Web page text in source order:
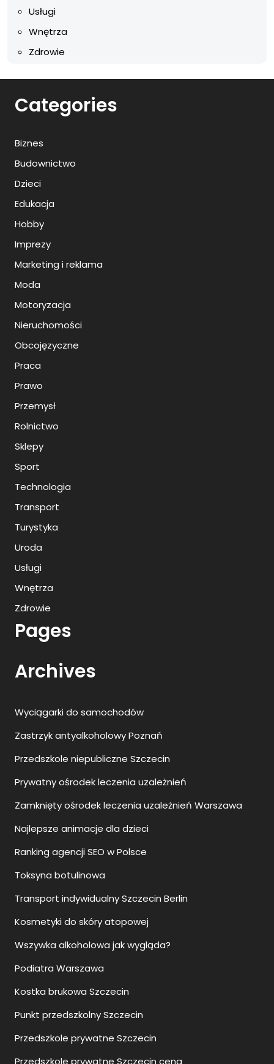
Usługi
Wnętrza
Zdrowie
Categories
Biznes
Budownictwo
Dzieci
Edukacja
Hobby
Imprezy
Marketing i reklama
Moda
Motoryzacja
Nieruchomości
Obcojęzyczne
Praca
Prawo
Przemysł
Rolnictwo
Sklepy
Sport
Technologia
Transport
Turystyka
Uroda
Usługi
Wnętrza
Zdrowie
Pages
Archives
Wyciągarki do samochodów
Zastrzyk antyalkoholowy Poznań
Przedszkole niepubliczne Szczecin
Prywatny ośrodek leczenia uzależnień
Zamknięty ośrodek leczenia uzależnień Warszawa
Najlepsze animacje dla dzieci
Ranking agencji SEO w Polsce
Toksyna botulinowa
Transport indywidualny Szczecin Berlin
Kosmetyki do skóry atopowej
Wszywka alkoholowa jak wygląda?
Podiatra Warszawa
Kostka brukowa Szczecin
Punkt przedszkolny Szczecin
Przedszkole prywatne Szczecin
Przedszkole prywatne Szczecin cena